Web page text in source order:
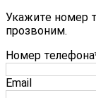
Укажите номер
прозвоним.
Номер
Email